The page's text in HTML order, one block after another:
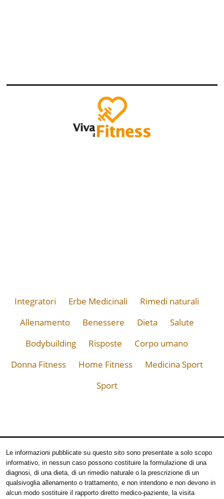
Integratori Erbe Medicinali
Rimedi naturali
Allenamento
Benessere Dieta
Salute
Bodybuilding
Risposte
Corpo umano
Donna Fitness
Home Fitness
Medicina Sport
Sport
Le informazioni pubblicate su questo sito sono presentate a solo scopo
informativo, in nessun caso possono costituire la formulazione di una
diagnosi, di una dieta, di un rimedio naturale o la prescrizione di un
qualsivoglia allenamento o trattamento, e non intendono e non devono in
alcun modo sostituire il rapporto diretto medico-paziente, la visita